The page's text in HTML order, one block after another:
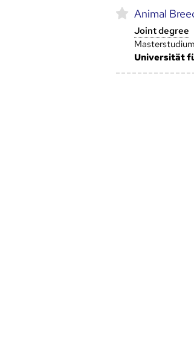
Animal
Joint degree
Masterstudium
Universität